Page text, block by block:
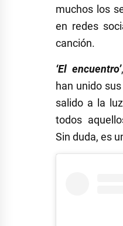
muchos los
en redes
canción.
‘El encuentro’
han unido
salido a la
todos
Sin duda, es